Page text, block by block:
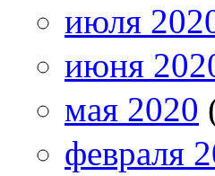
июля
июня
мая 2020
февраля